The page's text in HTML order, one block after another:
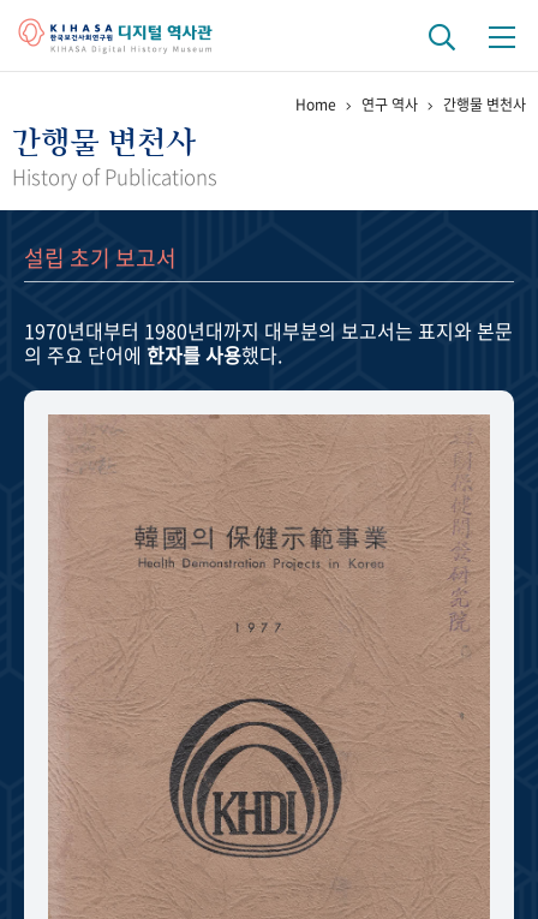
걸어온 길 기관 변천사
정책과 연구 키워드로 보는 연구 역사
연구자들
기록물 아카이브
사진 아카이브 문서 기록물 행정박물 영상 기록물
주년 기념
성과 50선 숫자로 보는 50년 50+1주년 광장
세계와 함께 한 KIHASA
VR 역사관
Home 연구 역사 간행물 변천사
간행물 변천사
History of Publications
설립 초기 보고서
1970년대부터 1980년대까지 대부분의 보고서는 표지와 본문
의 주요 단어에 한자를 사용했다.